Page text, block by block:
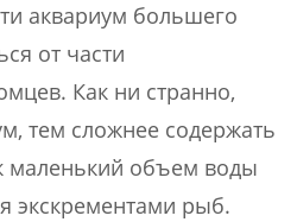
аквариум большего
от части
Как ни странно,
тем сложнее содержать
маленький объем воды
экскрементами рыб.